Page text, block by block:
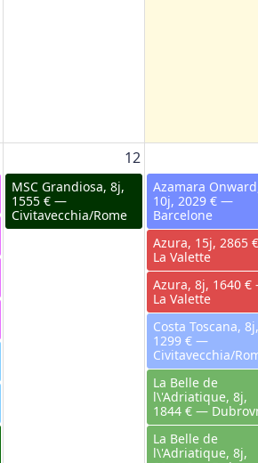
12
MSC Grandiosa, 8j,
1555 € —
Civitavecchia/Rome
Azamara
10j, 2029 € —
Barcelone
Azura, 15j, 2865
La Valette
Azura, 8j, 1640
La Valette
Costa Toscana, 8j,
1299 € —
Civitavecchia/
La Belle de
l\'Adriatique, 8j,
1844 € —
La Belle de
l\'Adriatique, 8j,